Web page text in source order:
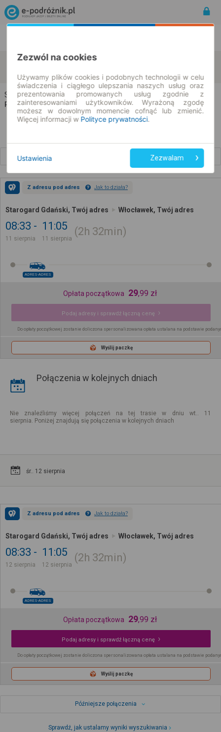
Starogard Gdański Włocławek
11.08.2026 | -- : --
Starogard Gdański → Włocławek
Rozkład jazdy i bilety
Z adresu pod adres Jak to działa?
Starogard Gdański, Twój adres Włocławek, Twój adres
08:33
11 sierpnia
11:05
11 sierpnia
2h 32min
ADRES-ADRES
Opłata początkowa 29,99 zł
Podaj adresy i sprawdź łączną cenę
Do opłaty początkowej zostanie doliczona spersonalizowana opłata ustalana na podstawie
Wyślij paczkę
Połączenia w kolejnych dniach
Nie znaleźliśmy więcej połączeń na tej trasie w dniu wt.. 11
sierpnia. Poniżej znajdują się połączenia w kolejnych dniach
śr.. 12 sierpnia
Z adresu pod adres Jak to działa?
Starogard Gdański, Twój adres Włocławek, Twój adres
08:33
12 sierpnia
11:05
12 sierpnia
2h 32min
ADRES-ADRES
Opłata początkowa 29,99 zł
Podaj adresy i sprawdź łączną cenę
Do opłaty początkowej zostanie doliczona spersonalizowana opłata ustalana na podstawie
Wyślij paczkę
Późniejsze połączenia
Sprawdź, jak ustalamy wyniki wyszukiwania
Zezwól na cookies
Używamy plików cookies i podobnych technologii w celu
świadczenia i ciągłego ulepszania naszych usług oraz
prezentowania promowanych usług zgodnie z
zainteresowaniami użytkowników. Wyrażoną zgodę
możesz w dowolnym momencie cofnąć lub zmienić.
Więcej informacji w Polityce prywatności.
Ustawienia Zezwalam